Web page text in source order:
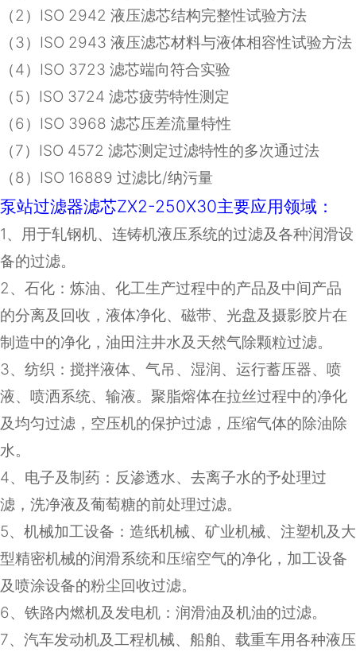
（2 ） ISO 2942 液压滤芯结构完整性试验方法
（3） ISO 2943 液压滤芯材料与液体相容性试验方法
（4） ISO 3723 滤芯端向符合实验
（5） ISO 3724 滤芯疲劳特性测定
（6） ISO 3968 滤芯压差流量特性
（7） ISO 4572 滤芯测定过滤特性的多次通过法
（8）ISO 16889 过滤比/纳污量
泵站过滤器滤芯ZX2-250X30主要应用领域：
1、用于轧钢机、连铸机液压系统的过滤及各种润滑设
备的过滤。
2、石化：炼油、化工生产过程中的产品及中间产品
的分离及回收，液体净化、磁带、光盘及摄影胶片在
制造中的净化，油田注井水及天然气除颗粒过滤。
3、纺织：搅拌液体、气吊、湿润、运行蓄压器、喷
液、喷洒系统、输液。聚脂熔体在拉丝过程中的净化
及均匀过滤，空压机的保护过滤，压缩气体的除油除
水。
4、电子及制药：反渗透水、去离子水的予处理过
滤，洗净液及葡萄糖的前处理过滤。
5、机械加工设备：造纸机械、矿业机械、注塑机及大
型精密机械的润滑系统和压缩空气的净化，加工设备
及喷涂设备的粉尘回收过滤。
6、铁路内燃机及发电机：润滑油及机油的过滤。
7、汽车发动机及工程机械、船舶、载重车用各种液压